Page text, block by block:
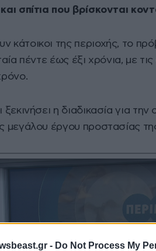
- Do Not Process My
σπίτια που βρίσκονται
της περιοχής, το
πέντε έως έξι χρόνια, με
η διαδικασία για την
μεγάλου έργου προστασίας